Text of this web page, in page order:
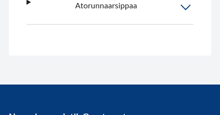
Atorunnaarsippaa